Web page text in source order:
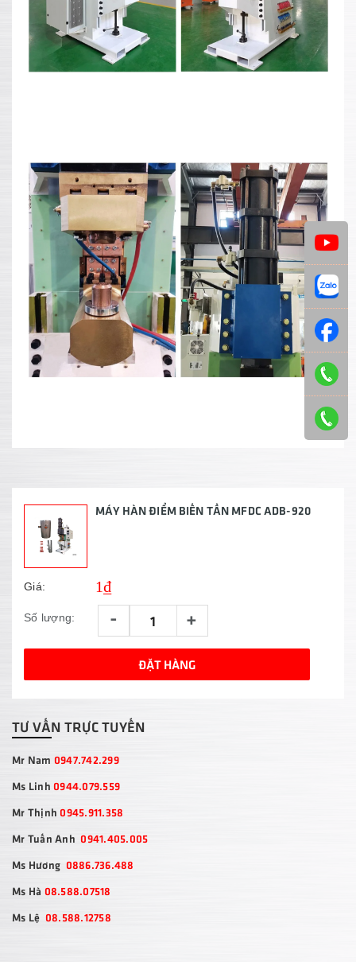
MÁY HÀN ĐIỂM BIẾN TẦN MFDC ADB-920
Giá: 1₫
Số lượng: - +
ĐẶT HÀNG
TƯ VẤN TRỰC TUYẾN
Mr Nam 0947.742.299
Ms Linh 0944.079.559
Mr Thịnh 0945.911.358
Mr Tuấn Anh0941.405.005
Ms Hương 0886.736.488
Ms Hà 08.588.07518
Ms Lệ 08.588.12758